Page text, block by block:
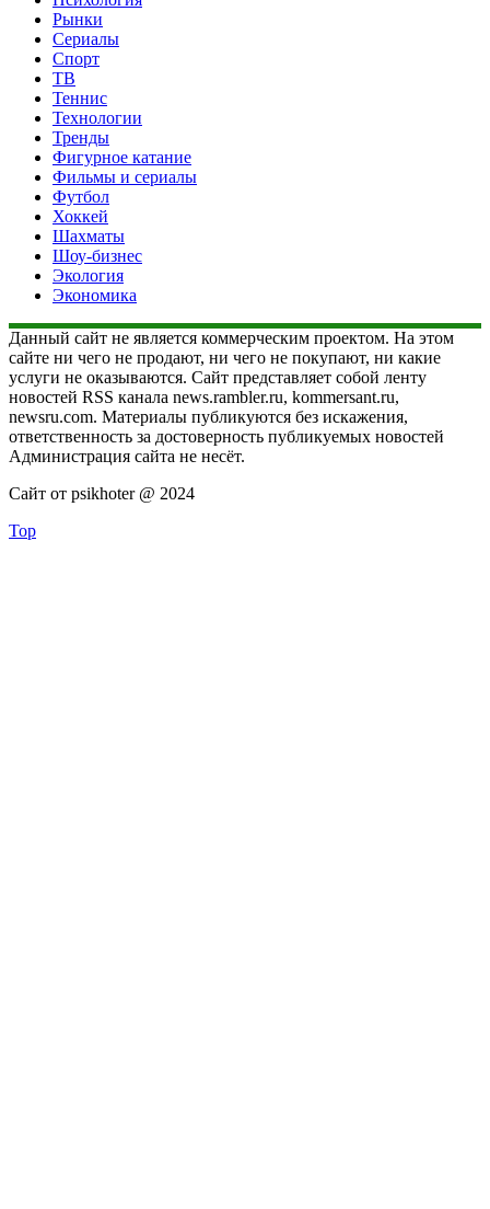
Рынки
Сериалы
Спорт
ТВ
Теннис
Технологии
Тренды
Фигурное катание
Фильмы и сериалы
Футбол
Хоккей
Шахматы
Шоу-бизнес
Экология
Экономика
Данный сайт не является коммерческим проектом. На этом
сайте ни чего не продают, ни чего не покупают, ни какие
услуги не оказываются. Сайт представляет собой ленту
новостей RSS канала news.rambler.ru, kommersant.ru,
newsru.com. Материалы публикуются без искажения,
ответственность за достоверность публикуемых новостей
Администрация сайта не несёт.
Сайт от psikhoter @ 2024
Top